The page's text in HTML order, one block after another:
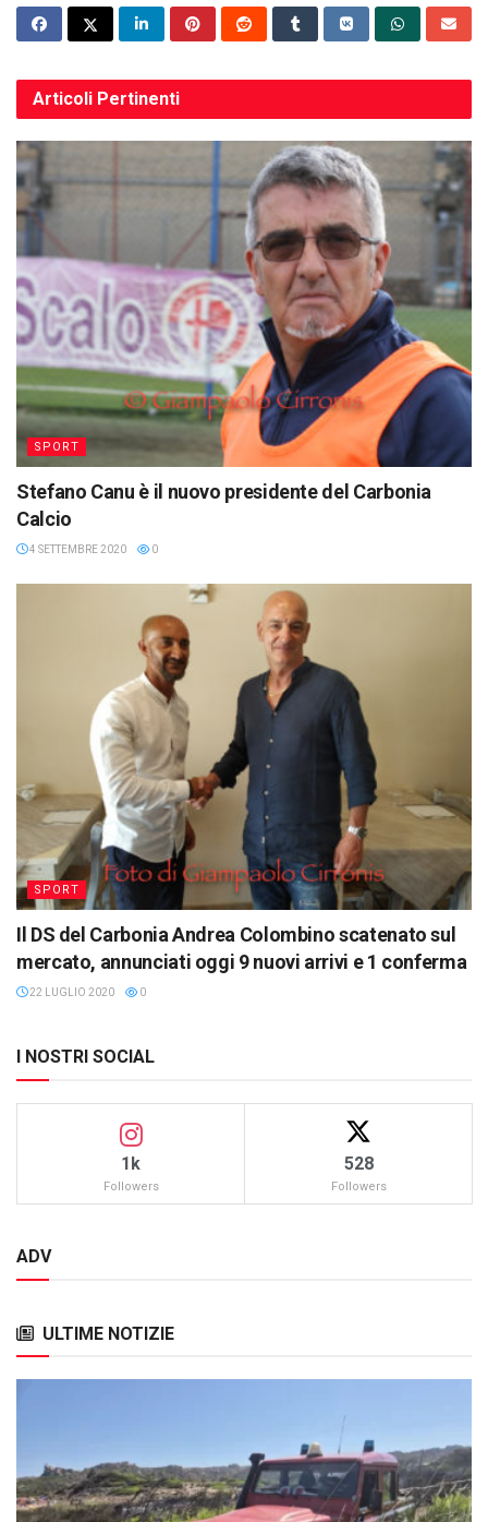
Articoli Pertinenti
SPORT
Stefano Canu è il nuovo presidente del Carbonia
Calcio
4 SETTEMBRE 2020 0
SPORT
Il DS del Carbonia Andrea Colombino scatenato sul
mercato, annunciati oggi 9 nuovi arrivi e 1 conferma
22 LUGLIO 2020 0
I NOSTRI SOCIAL
1k
Followers
528
Followers
ADV
ULTIME NOTIZIE